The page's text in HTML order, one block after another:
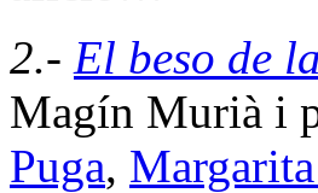
2.- El beso de
Magín Murià i
Puga,